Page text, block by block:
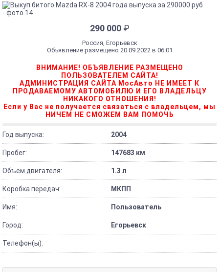
290 000 ₽
Россия, Егорьевск
Объявление размещено 20.09.2022 в 06:01
ВНИМАНИЕ! ОБЪЯВЛЕНИЕ РАЗМЕЩЕНО
ПОЛЬЗОВАТЕЛЕМ САЙТА!
АДМИНИСТРАЦИЯ САЙТА МосАвто НЕ ИМЕЕТ К
ПРОДАВАЕМОМУ АВТОМОБИЛЮ И ЕГО ВЛАДЕЛЬЦУ
НИКАКОГО ОТНОШЕНИЯ!
Если у Вас не получается связаться с владельцем, мы
НИЧЕМ НЕ СМОЖЕМ ВАМ ПОМОЧЬ
Год выпуска: 2004
Пробег: 147683 км
Объем двигателя: 1.3 л
Коробка передач: МКПП
Имя: Пользователь
Город: Егорьевск
Телефон(ы):